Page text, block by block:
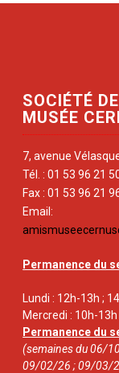
SOCIÉTÉ
MUSÉE
7, avenue
Tél. : 01 53 96 21
Fax : 01 53 96 21
Email:
Permanence du
Lundi : 12h-13h ;
Mercredi : 10h-
Permanence du
(semaines du 06/
09/02/26 ; 09/03/